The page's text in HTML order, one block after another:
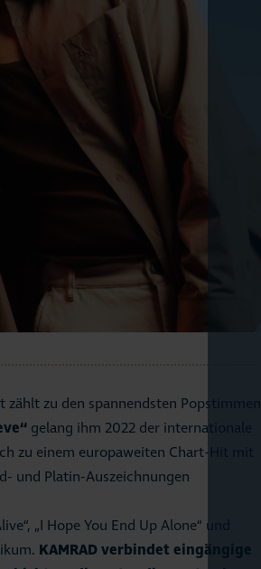
zählt zu den spannendsten Popstimmen
gelang ihm 2022 der internationale
zu einem europaweiten Chart-Hit mit
und Platin-Auszeichnungen
„I Hope You End Up Alone“ und
KAMRAD verbindet eingängige